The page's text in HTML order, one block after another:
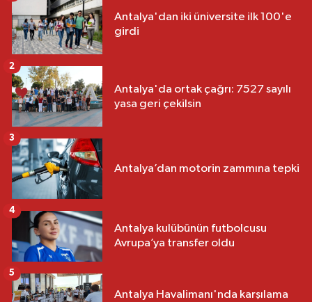
Antalya'dan iki üniversite ilk 100'e
girdi
Antalya'da ortak çağrı: 7527 sayılı
yasa geri çekilsin
2
Antalya’dan motorin zammına tepki
3
Antalya kulübünün futbolcusu
Avrupa’ya transfer oldu
4
Antalya Havalimanı'nda karşılama
5